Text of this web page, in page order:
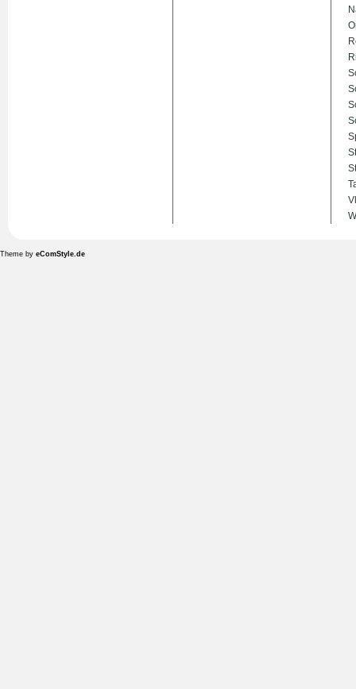
Theme by eComStyle.de